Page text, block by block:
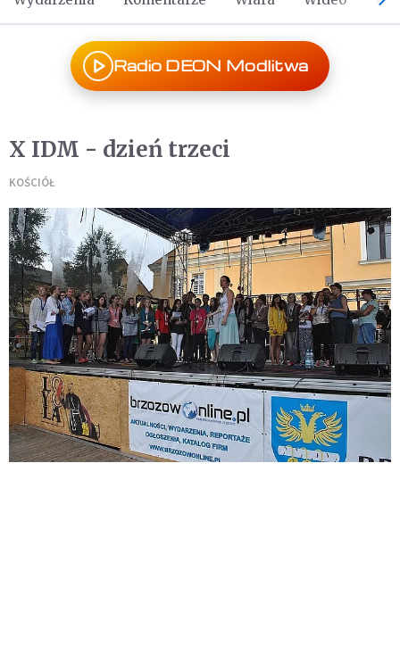
Radio DEON Modlitwa
X IDM - dzień trzeci
KOŚCIÓŁ